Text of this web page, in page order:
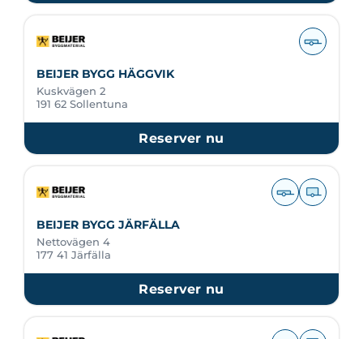
BEIJER BYGG HÄGGVIK
Kuskvägen 2
191 62 Sollentuna
Reserver nu
BEIJER BYGG JÄRFÄLLA
Nettovägen 4
177 41 Järfälla
Reserver nu